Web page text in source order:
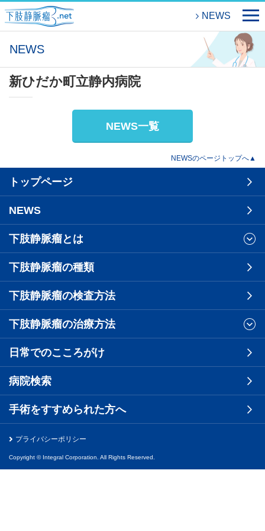
NEWS
NEWS
新ひだか町立静内病院
NEWS一覧
NEWSのページトップへ▲
トップページ
NEWS
下肢静脈瘤とは
下肢静脈瘤の種類
下肢静脈瘤の検査方法
下肢静脈瘤の治療方法
日常でのこころがけ
病院検索
手術をすすめられた方へ
プライバシーポリシー
Copyright © Integral Corporation. All Rights Reserved.